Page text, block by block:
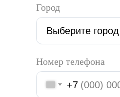
Город
Номер телефона
+7